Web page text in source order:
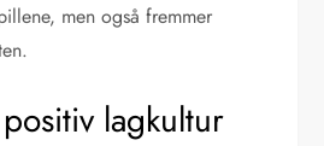
men også fremmer
lagkultur